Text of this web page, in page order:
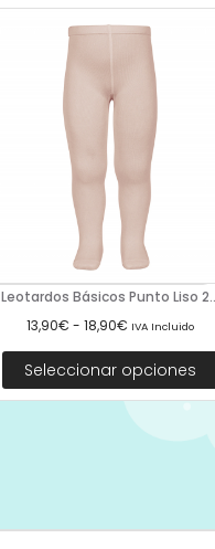
Leotardos Básicos Punto Liso
13,90€ - 18,90€ IVA Incluido
Seleccionar opciones